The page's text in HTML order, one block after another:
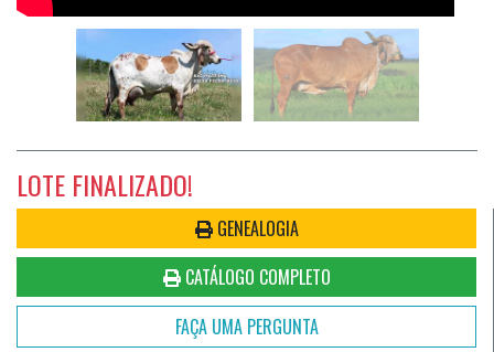
LOTE FINALIZADO!
GENEALOGIA
CATÁLOGO COMPLETO
FAÇA UMA PERGUNTA